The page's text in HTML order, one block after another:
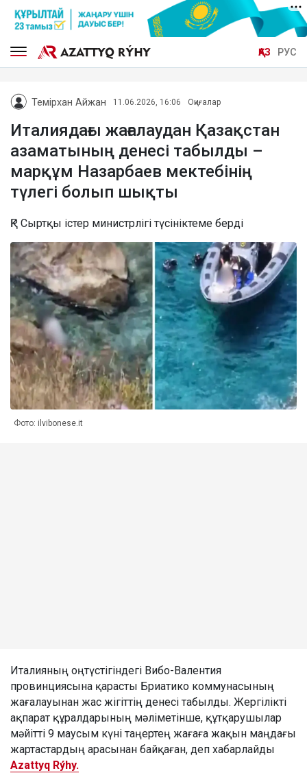
ҚАЗ РУС
Темірхан Айжан 11.06.2026, 16:06 Оқиғалар
Италиядағы жағалаудан Қазақстан
азаматының денесі табылды –
марқұм Назарбаев мектебінің
түлегі болып шықты
ҚР Сыртқы істер министрлігі түсініктеме берді
Фото: ilvibonese.it
Италияның оңтүстігіндегі Вибо-Валентия
провинциясына қарасты Бриатико коммунасының
жағалауынан жас жігіттің денесі табылды. Жергілікті
ақпарат құралдарының мәліметінше, құтқарушылар
мәйітті 9 маусым күні таңертең жағаға жақын маңдағы
жартастардың арасынан байқаған, деп хабарлайды
Azattyq Rýhy.